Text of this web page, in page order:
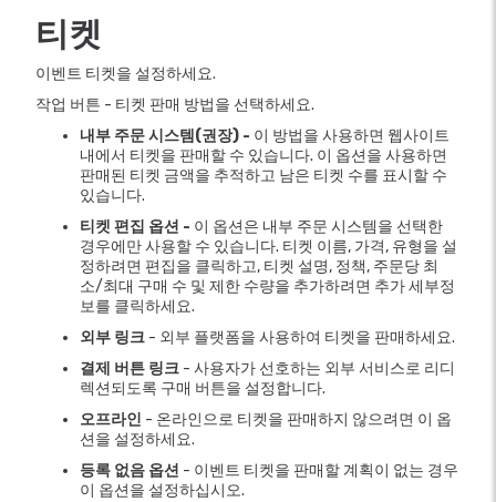
티켓
이벤트 티켓을 설정하세요.
작업 버튼 - 티켓 판매 방법을 선택하세요.
내부 주문 시스템(권장) - 이 방법을 사용하면 웹사이트
내에서 티켓을 판매할 수 있습니다. 이 옵션을 사용하면
판매된 티켓 금액을 추적하고 남은 티켓 수를 표시할 수
있습니다.
티켓 편집 옵션 - 이 옵션은 내부 주문 시스템을 선택한
경우에만 사용할 수 있습니다. 티켓 이름, 가격, 유형을 설
정하려면 편집을 클릭하고, 티켓 설명, 정책, 주문당 최
소/최대 구매 수 및 제한 수량을 추가하려면 추가 세부정
보를 클릭하세요.
외부 링크 - 외부 플랫폼을 사용하여 티켓을 판매하세요.
결제 버튼 링크 - 사용자가 선호하는 외부 서비스로 리디
렉션되도록 구매 버튼을 설정합니다.
오프라인 - 온라인으로 티켓을 판매하지 않으려면 이 옵
션을 설정하세요.
등록 없음 옵션 - 이벤트 티켓을 판매할 계획이 없는 경우
이 옵션을 설정하십시오.